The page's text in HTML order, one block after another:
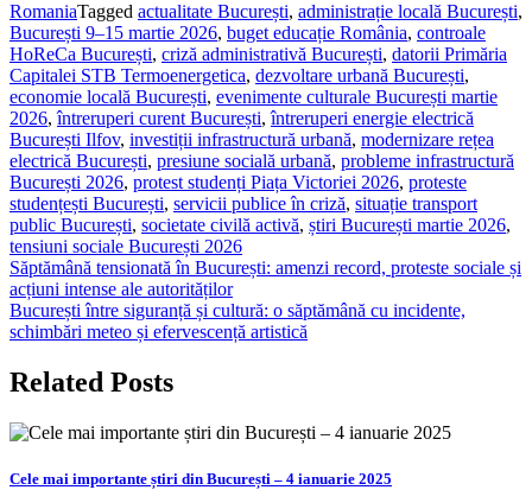
RomaniaTagged actualitate București, administrație locală București,
București 9–15 martie 2026, buget educație România, controale
HoReCa București, criză administrativă București, datorii Primăria
Capitalei STB Termoenergetica, dezvoltare urbană București,
economie locală București, evenimente culturale București martie
2026,întreruperi curent București,întreruperi energie electrică
București Ilfov, investiții infrastructură urbană, modernizare rețea
electrică București, presiune socială urbană, probleme infrastructură
București 2026, protest studenți Piața Victoriei 2026, proteste
studențești București, servicii publice în criză, situație transport
public București, societate civilă activă, știri București martie 2026,
tensiuni sociale București 2026
Navigare
în
articole
Săptămână tensionată în București: amenzi record, proteste sociale și
acțiuni intense ale autorităților
București între siguranță și cultură: o săptămână cu incidente,
schimbări meteo și efervescență artistică
Related Posts
Cele mai importante știri din București – 4 ianuarie 2025